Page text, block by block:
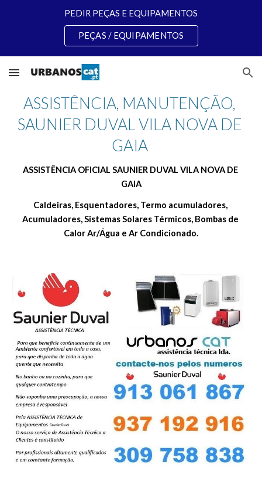
PEDIR PEÇAS E EQUIPAMENTOS
PEÇAS / EQUIPAMENTOS
ASSISTÊNCIA, MANUTENÇÃO,
SAUNIER DUVAL VILA NOVA DE
GAIA
ASSISTÊNCIA OFICIAL SAUNIER DUVAL VILA NOVA DE
GAIA
Caldeiras, Esquentadores, Termo acumuladores,
Acumuladores, Sistemas Solares Térmicos, Bombas de
Calor Ar/Água e Ar Condicionado.